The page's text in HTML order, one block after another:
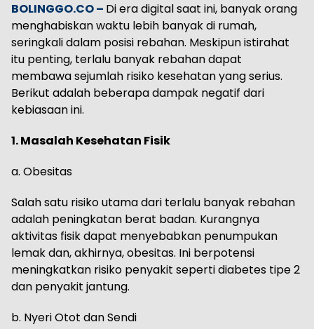
BOLINGGO.CO – Di era digital saat ini, banyak orang
menghabiskan waktu lebih banyak di rumah,
seringkali dalam posisi rebahan. Meskipun istirahat
itu penting, terlalu banyak rebahan dapat
membawa sejumlah risiko kesehatan yang serius.
Berikut adalah beberapa dampak negatif dari
kebiasaan ini.
1. Masalah Kesehatan Fisik
a. Obesitas
Salah satu risiko utama dari terlalu banyak rebahan
adalah peningkatan berat badan. Kurangnya
aktivitas fisik dapat menyebabkan penumpukan
lemak dan, akhirnya, obesitas. Ini berpotensi
meningkatkan risiko penyakit seperti diabetes tipe 2
dan penyakit jantung.
b. Nyeri Otot dan Sendi